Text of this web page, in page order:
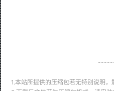
1.本站所提供的压缩包若无特别说明